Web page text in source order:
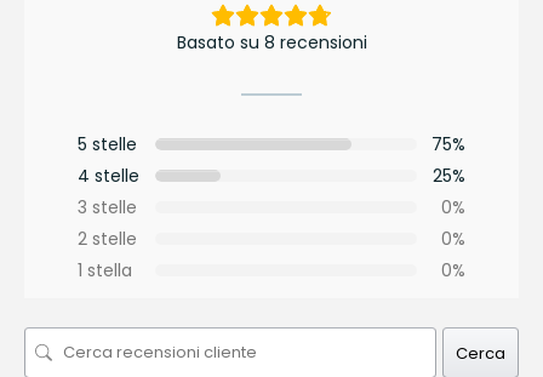
Basato su 8 recensioni
5 stelle
75%
4 stelle
25%
3 stelle
0%
2 stelle
0%
1 stella
0%
Cerca